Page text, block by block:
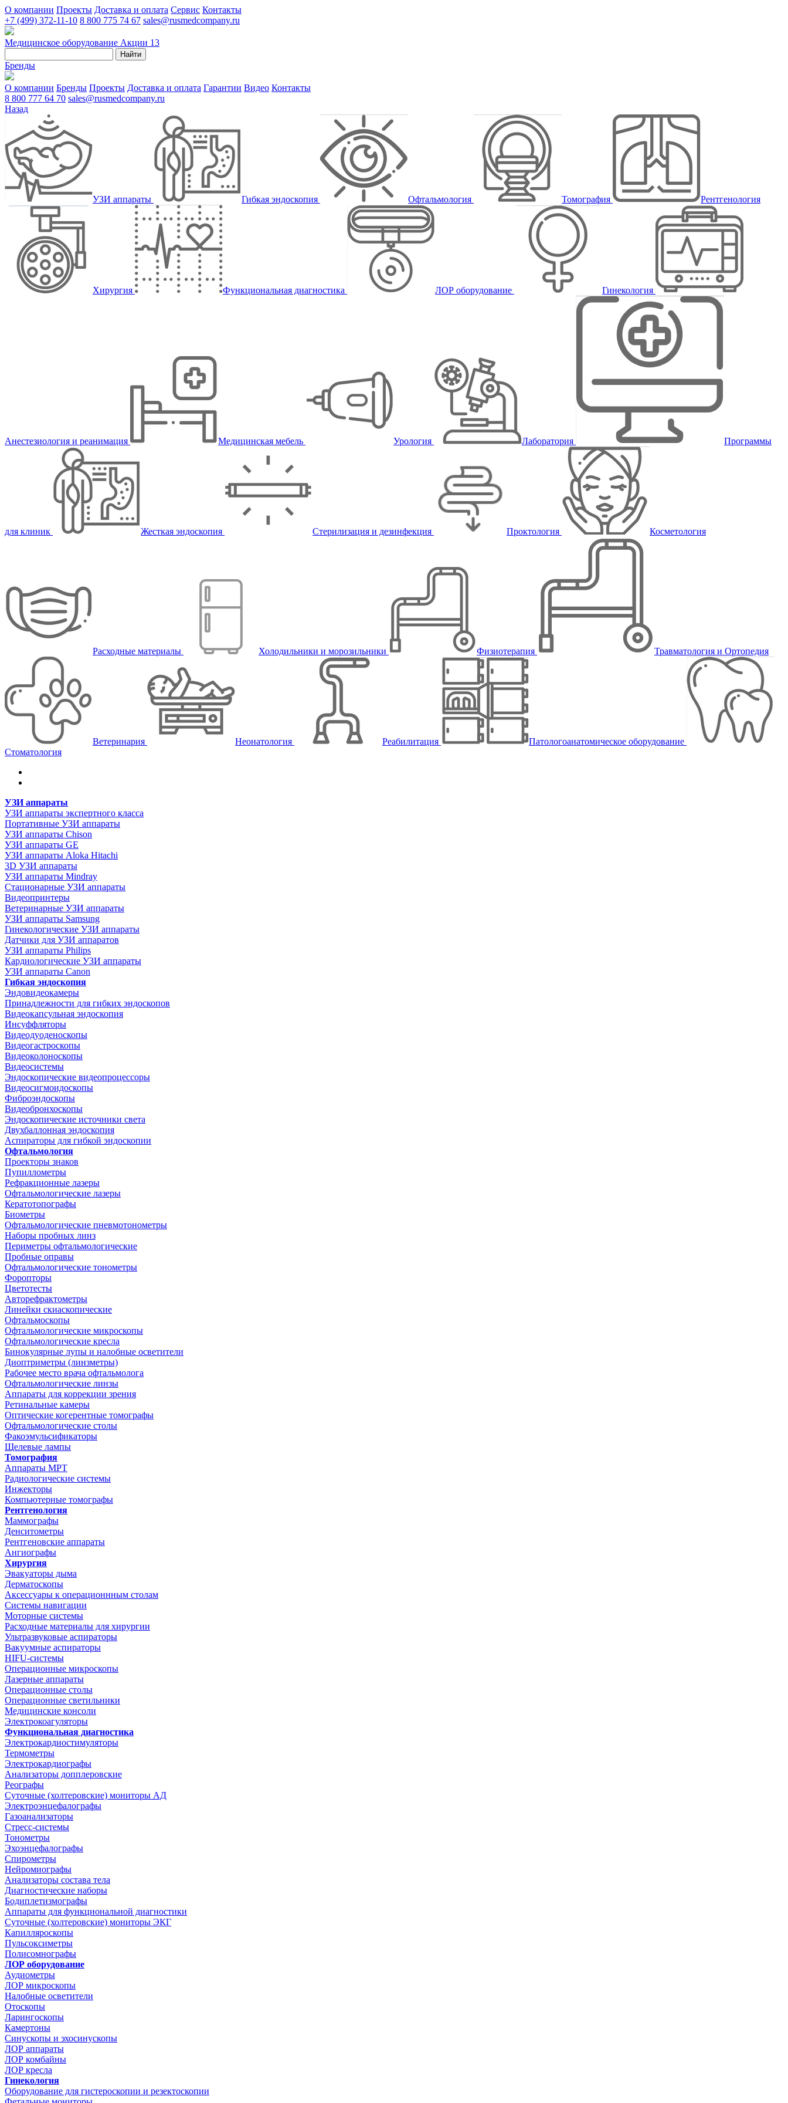
О компании Проекты Доставка и оплата Сервис Контакты
+7 (499) 372-11-10 8 800 775 74 67 sales@rusmedcompany.ru
Медицинское оборудование Акции 13
Найти
Бренды
О компании Бренды Проекты Доставка и оплата Гарантии Видео Контакты
8 800 777 64 70 sales@rusmedcompany.ru
Назад
УЗИ аппараты Гибкая эндоскопия Офтальмология Томография Рентгенология
Хирургия Функциональная диагностика ЛОР оборудование Гинекология
Анестезиология и реанимация Медицинская мебель Урология Лаборатория Программы
для клиник Жесткая эндоскопия Стерилизация и дезинфекция Проктология Косметология
Расходные материалы Холодильники и морозильники Физиотерапия Травматология и Ортопедия
Ветеринария Неонатология Реабилитация
Патологоанатомическое оборудование
Стоматология
УЗИ аппараты
УЗИ аппараты экспертного класса
Портативные УЗИ аппараты
УЗИ аппараты Chison
УЗИ аппараты GE
УЗИ аппараты Aloka Hitachi
3D УЗИ аппараты
УЗИ аппараты Mindray
Стационарные УЗИ аппараты
Видеопринтеры
Ветеринарные УЗИ аппараты
УЗИ аппараты Samsung
Гинекологические УЗИ аппараты
Датчики для УЗИ аппаратов
УЗИ аппараты Philips
Кардиологические УЗИ аппараты
УЗИ аппараты Canon
Гибкая эндоскопия
Эндовидеокамеры
Принадлежности для гибких эндоскопов
Видеокапсульная эндоскопия
Инсуффляторы
Видеодуоденоскопы
Видеогастроскопы
Видеоколоноскопы
Видеосистемы
Эндоскопические видеопроцессоры
Видеосигмоидоскопы
Фиброэндоскопы
Видеобронхоскопы
Эндоскопические источники света
Двухбаллонная эндоскопия
Аспираторы для гибкой эндоскопии
Офтальмология
Проекторы знаков
Пупиллометры
Рефракционные лазеры
Офтальмологические лазеры
Кератотопографы
Биометры
Офтальмологические пневмотонометры
Наборы пробных линз
Периметры офтальмологические
Пробные оправы
Офтальмологические тонометры
Форопторы
Цветотесты
Авторефрактометры
Линейки скиаскопические
Офтальмоскопы
Офтальмологические микроскопы
Офтальмологические кресла
Бинокулярные лупы и налобные осветители
Диоптриметры (линзметры)
Рабочее место врача офтальмолога
Офтальмологические линзы
Аппараты для коррекции зрения
Ретинальные камеры
Оптические когерентные томографы
Офтальмологические столы
Факоэмульсификаторы
Щелевые лампы
Томография
Аппараты МРТ
Радиологические системы
Инжекторы
Компьютерные томографы
Рентгенология
Маммографы
Денситометры
Рентгеновские аппараты
Ангиографы
Хирургия
Эвакуаторы дыма
Дерматоскопы
Аксессуары к операционнным столам
Системы навигации
Моторные системы
Расходные материалы для хирургии
Ультразвуковые аспираторы
Вакуумные аспираторы
HIFU-системы
Операционные микроскопы
Лазерные аппараты
Операционные столы
Операционные светильники
Медицинские консоли
Электрокоагуляторы
Функциональная диагностика
Электрокардиостимуляторы
Термометры
Электрокардиографы
Анализаторы допплеровские
Реографы
Суточные (холтеровские) мониторы АД
Электроэнцефалографы
Газоанализаторы
Стресс-системы
Тонометры
Эхоэнцефалографы
Спирометры
Нейромиографы
Анализаторы состава тела
Диагностические наборы
Бодиплетизмографы
Аппараты для функциональной диагностики
Суточные (холтеровские) мониторы ЭКГ
Капилляроскопы
Пульсоксиметры
Полисомнографы
ЛОР оборудование
Аудиометры
ЛОР микроскопы
Налобные осветители
Отоскопы
Ларингоскопы
Камертоны
Синускопы и эхосинускопы
ЛОР аппараты
ЛОР комбайны
ЛОР кресла
Гинекология
Оборудование для гистероскопии и резектоскопии